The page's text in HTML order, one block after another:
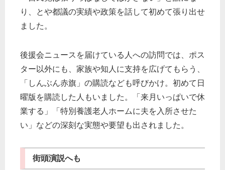
り、とや都議の実績や政策を話して初めて張り出せ
ました。
後援会ニュースを届けている人への訪問では、ポス
ター以外にも、家族や知人に支持を広げてもらう、
「しんぶん赤旗」の購読なども呼びかけ。初めて日
曜版を購読した人もいました。「来月いっぱいで休
業する」「特別養護老人ホームに夫を入所させた
い」などの深刻な実態や要望も出されました。
街頭演説へも